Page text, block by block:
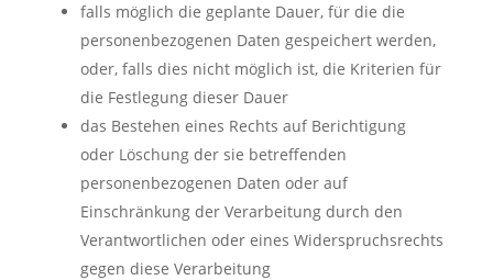
falls möglich die geplante Dauer, für die die
personenbezogenen Daten gespeichert werden,
oder, falls dies nicht möglich ist, die Kriterien für
die Festlegung dieser Dauer
das Bestehen eines Rechts auf Berichtigung
oder Löschung der sie betreffenden
personenbezogenen Daten oder auf
Einschränkung der Verarbeitung durch den
Verantwortlichen oder eines Widerspruchsrechts
gegen diese Verarbeitung